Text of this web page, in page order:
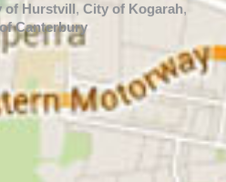
of Hurstvill, City of Kogarah,
Canterbury